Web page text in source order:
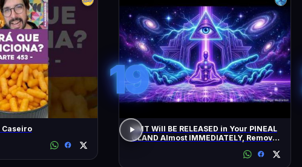
Caseiro
19
DMT Will BE RELEASED in Your PINEAL
GLAND Almost IMMEDIATELY, Remove